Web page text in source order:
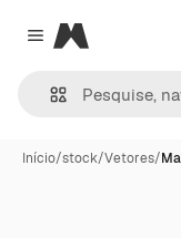
Close menu
Magnific
Início/stock/Vetores/